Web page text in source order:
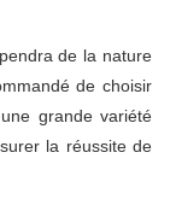
de la nature
de choisir
grande variété
la réussite de